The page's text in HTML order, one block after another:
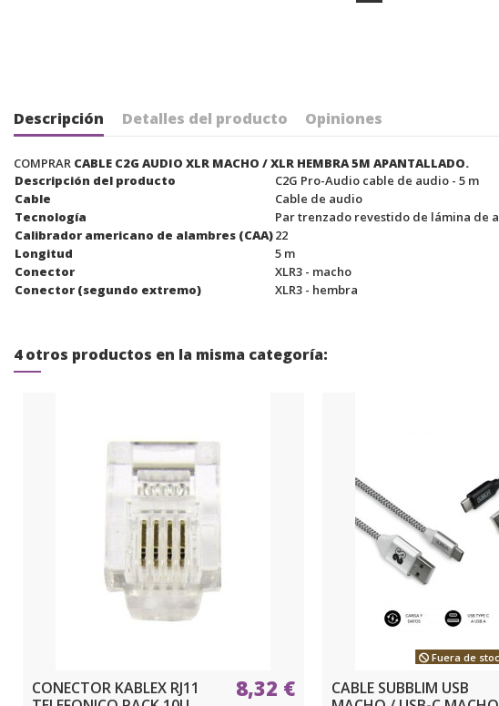
Descripción Detalles del producto Opiniones
COMPRAR CABLE C2G AUDIO XLR MACHO / XLR HEMBRA 5M APANTALLADO.
Descripción del producto
C2G Pro-Audio cable de audio - 5 m
Cable
Cable de audio
Tecnología
Par trenzado revestido de lámina de
Calibrador americano de alambres (CAA)22
Longitud
5 m
Conector
XLR3 - macho
Conector (segundo extremo)
XLR3 - hembra
4 otros productos en la misma categoría:
CONECTOR KABLEX RJ11
8,32 €
Fuera de
CABLE SUBBLIM USB